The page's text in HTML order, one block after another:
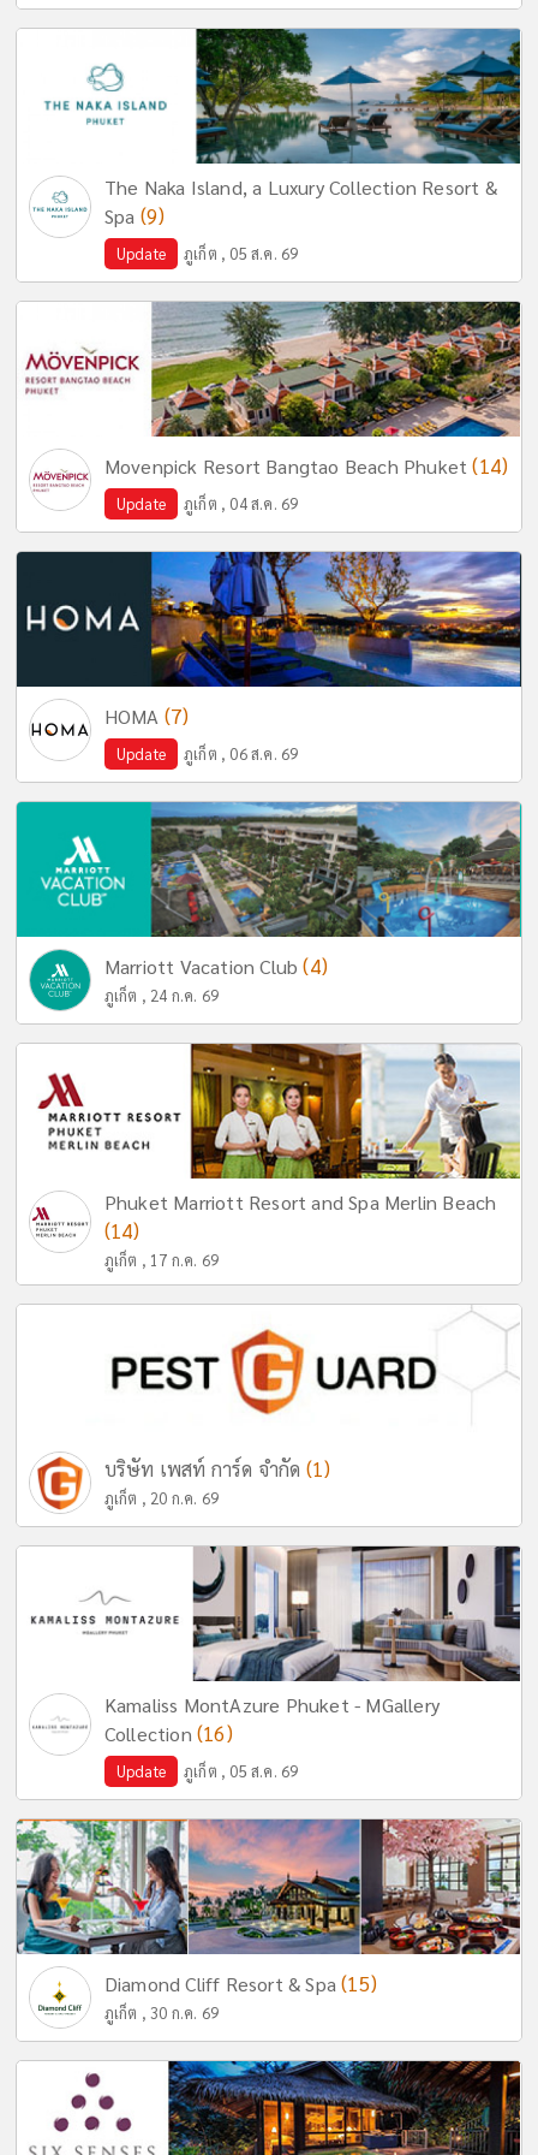
The Naka Island, a Luxury Collection Resort &
Spa (9)
Update ภูเก็ต , 05 ส.ค. 69
Movenpick Resort Bangtao Beach Phuket(14)
Update ภูเก็ต , 04 ส.ค. 69
HOMA (7)
Update ภูเก็ต , 06 ส.ค. 69
Marriott Vacation Club(4)
ภูเก็ต , 24 ก.ค. 69
Phuket Marriott Resort and Spa Merlin Beach
(14)
ภูเก็ต , 17 ก.ค. 69
บริษัท เพสท์ การ์ด จำกัด (1)
ภูเก็ต , 20 ก.ค. 69
Kamaliss MontAzure Phuket - MGallery
Collection (16)
Update ภูเก็ต , 05 ส.ค. 69
Diamond Cliff Resort & Spa(15)
ภูเก็ต , 30 ก.ค. 69